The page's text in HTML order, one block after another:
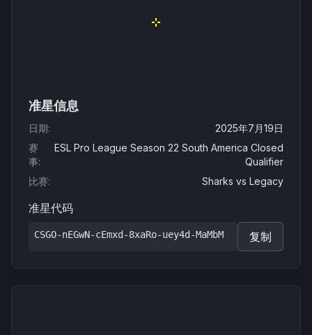
准星信息
日期:
2025年7月19日
赛
事:
ESL Pro League Season 22 South America Closed
Qualifier
比赛: Sharks vs Legacy
准星代码
CSGO-nEGwN-cEmxd-8xaRo-uey4d-MaMbM 复制